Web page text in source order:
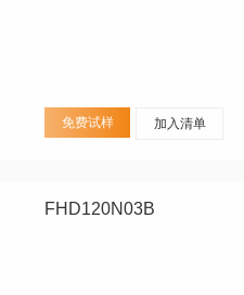
免费试样 加入清单
FHD120N03B